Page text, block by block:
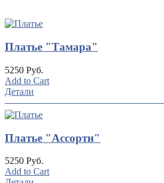
Платье "Тамара"
5250 Руб.
Add to Cart
Детали
Платье "Ассорти"
5250 Руб.
Add to Cart